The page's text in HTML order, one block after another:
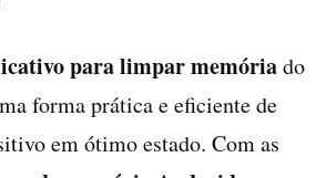
para limpar memóriado
forma prática e eficiente de
em ótimo estado. Com as